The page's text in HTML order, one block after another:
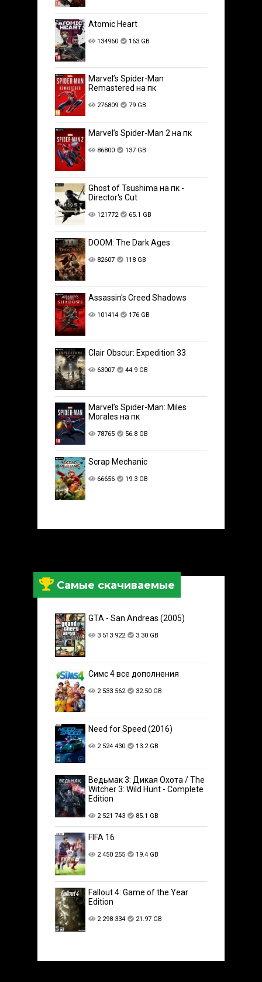
Atomic Heart
134960 163 GB
Marvel’s Spider-Man
Remastered на пк
276809 79 GB
Marvel’s Spider-Man 2 на пк
86800 137 GB
Ghost of Tsushima на пк -
Director's Cut
121772 65.1 GB
DOOM: The Dark Ages
82607 118 GB
Assassin's Creed Shadows
101414 176 GB
Clair Obscur: Expedition 33
63007 44.9 GB
Marvel’s Spider-Man: Miles
Morales на пк
78765 56.8 GB
Scrap Mechanic
66656 19.3 GB
Самые скачиваемые
GTA - San Andreas (2005)
3 513 922 3.30 GB
Симс 4 все дополнения
2 533 562 32.50 GB
Need for Speed (2016)
2 524 430 13.2 GB
Ведьмак 3: Дикая Охота / The
Witcher 3: Wild Hunt - Complete
Edition
2 521 743 85.1 GB
FIFA 16
2 450 255 19.4 GB
Fallout 4: Game of the Year
Edition
2 298 334 21.97 GB